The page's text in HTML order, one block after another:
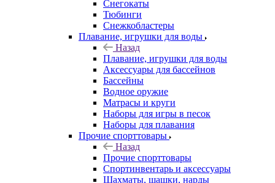
Снегокаты
Тюбинги
Снежкобластеры
Плавание, игрушки для воды
Назад
Плавание, игрушки для воды
Аксессуары для бассейнов
Бассейны
Водное оружие
Матрасы и круги
Наборы для игры в песок
Наборы для плавания
Прочие спорттовары
Назад
Прочие спорттовары
Спортинвентарь и аксессуары
Шахматы, шашки, нарды